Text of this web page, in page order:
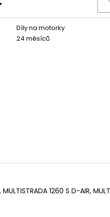
Díly na motorky
24 měsíců
1260 S D-AIR,